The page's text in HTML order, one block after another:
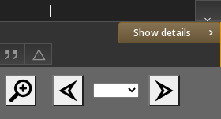
Show details